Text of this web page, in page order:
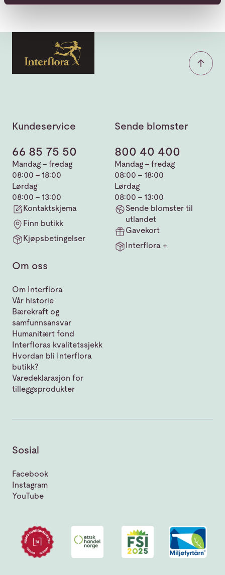
Kundeservice
66 85 75 50
Mandag - fredag
08:00 - 18:00
Lørdag
08:00 - 13:00
Kontaktskjema
Finn butikk
Kjøpsbetingelser
Sende blomster
800 40 400
Mandag - fredag
08:00 - 18:00
Lørdag
08:00 - 13:00
Sende blomster til
utlandet
Gavekort
Interflora +
Om oss
Om Interflora
Vår historie
Bærekraft og
samfunnsansvar
Humanitært fond
Interfloras kvalitetssjekk
Hvordan bli Interflora
butikk?
Varedeklarasjon for
tilleggsprodukter
Sosial
Facebook
Instagram
YouTube